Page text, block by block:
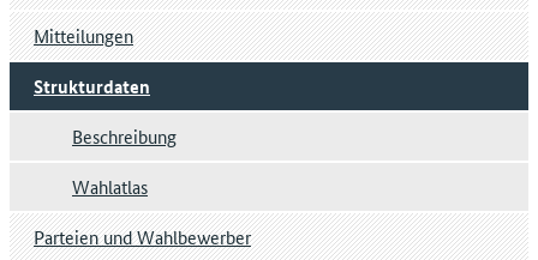
Mitteilungen
Strukturdaten
Beschreibung
Wahlatlas
Parteien und Wahlbewerber